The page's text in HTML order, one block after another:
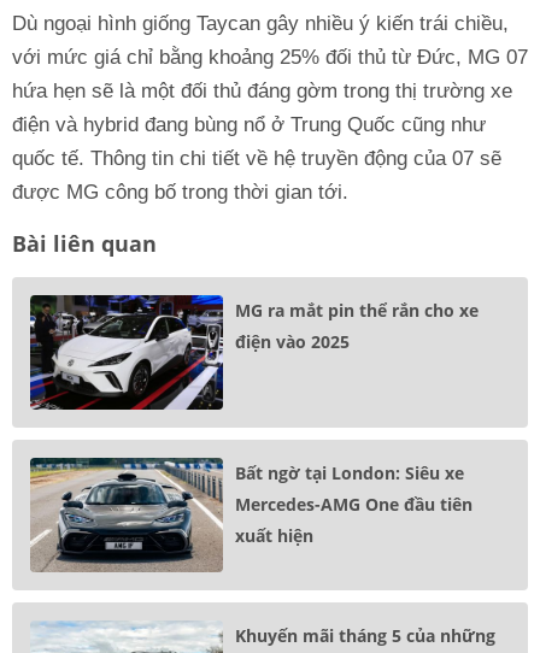
Dù ngoại hình giống Taycan gây nhiều ý kiến trái chiều,
với mức giá chỉ bằng khoảng 25% đối thủ từ Đức, MG 07
hứa hẹn sẽ là một đối thủ đáng gờm trong thị trường xe
điện và hybrid đang bùng nổ ở Trung Quốc cũng như
quốc tế. Thông tin chi tiết về hệ truyền động của 07 sẽ
được MG công bố trong thời gian tới.
Bài liên quan
MG ra mắt pin thể rắn cho xe
điện vào 2025
Bất ngờ tại London: Siêu xe
Mercedes-AMG One đầu tiên
xuất hiện
Khuyến mãi tháng 5 của những